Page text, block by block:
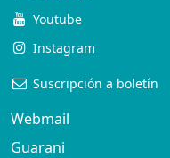
Youtube
Instagram
Suscripción a boletín
Webmail
Guarani